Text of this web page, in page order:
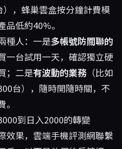
，蜂巢雲盒按分鐘計費模
品低約40%。
種人：一是多帳號防關聯的
一台試用一天，確認獨立硬
；二是有波動的業務 （比如
台），隨時開隨時關，不
到日入2000的轉變
效果，雲端手機評測網聯繫